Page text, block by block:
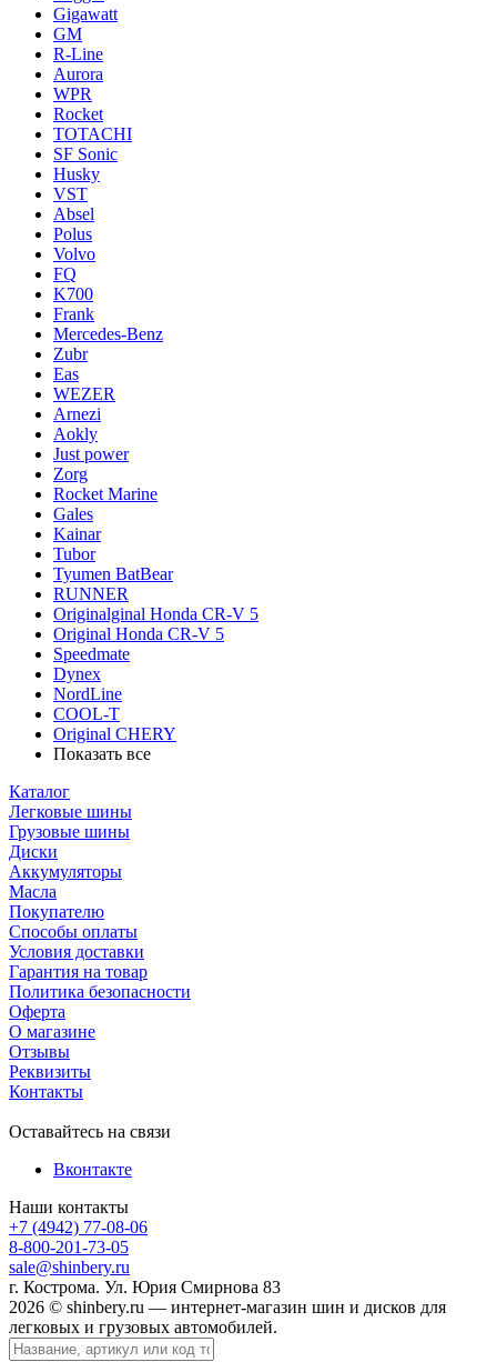
Gigawatt
GM
R-Line
Aurora
WPR
Rocket
TOTACHI
SF Sonic
Husky
VST
Absel
Polus
Volvo
FQ
K700
Frank
Mercedes-Benz
Zubr
Eas
WEZER
Arnezi
Aokly
Just power
Zorg
Rocket Marine
Gales
Kainar
Tubor
Tyumen BatBear
RUNNER
Originalginal Honda CR-V 5
Original Honda CR-V 5
Speedmate
Dynex
NordLine
COOL-T
Original СHERY
Показать все
Каталог
Легковые шины
Грузовые шины
Диски
Аккумуляторы
Масла
Покупателю
Способы оплаты
Условия доставки
Гарантия на товар
Политика безопасности
Оферта
О магазине
Отзывы
Реквизиты
Контакты
Оставайтесь на связи
Вконтакте
Наши контакты
+7 (4942) 77-08-06
8-800-201-73-05
sale@shinbery.ru
г. Кострома. Ул. Юрия Смирнова 83
2026 © shinbery.ru — интернет-магазин шин и дисков для
легковых и грузовых автомобилей.